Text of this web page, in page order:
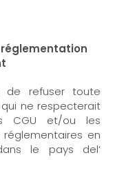
de refuser toute
qui ne respecterait
CGU et/ou les
en
le pays del’